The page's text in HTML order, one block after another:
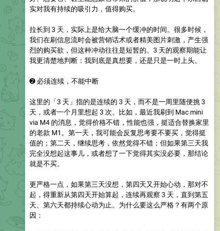
实对我有持续的吸引力，值得购买。
拉长到 3 天，实际上是给大脑一个缓冲的时间。很多时候，
我们在刷信息流时会被营销话术或者精美图片刺激，产生强
烈的购买欲，但这种冲动往往是短暂的。3 天的观察期能让
我更清楚地判断：我到底是真想要，还是只是一时上头。
➋ 必须连续，不能中断
这里的「3 天」指的是连续的 3 天，而不是一周里随便挑 3
天，或者一个月里想起 3 次。比如，最近我刷到 Mac mini
via M4 的消息，觉得价格不错，性能也强，挺适合替换家里
的老款 M1。第一天，我可能会反复思考要不要买，觉得挺
值的；第二天，继续思考，依然觉得不错；但如果第三天我
完全没想起这事儿，或者想了一下觉得其实没必要，那结论
就是不买。
更严格一点，如果第三天没想，第四天又开始心动，那对不
起，得重新从第四天开始算起，连续再观察 3 天，直到第五
天、第六天都持续心动为止。为什么要这么严格？有两个原
因：